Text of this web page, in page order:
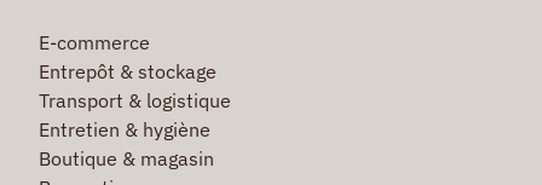
E-commerce
Entrepôt & stockage
Transport & logistique
Entretien & hygiène
Boutique & magasin